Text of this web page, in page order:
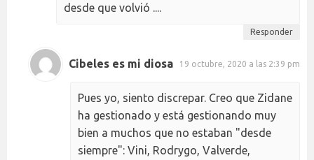
desde que volvió ....
Responder
Cibeles es mi diosa 19 octubre, 2020 a las 2:39 pm
Pues yo, siento discrepar. Creo que Zidane
ha gestionado y está gestionando muy
bien a muchos que no estaban "desde
siempre": Vini, Rodrygo, Valverde,